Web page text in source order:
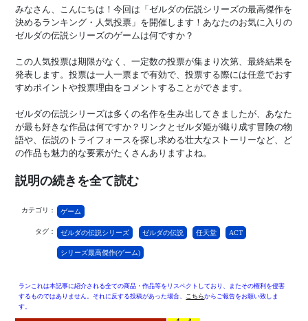
みなさん、こんにちは！今回は「ゼルダの伝説シリーズの最高傑作を
決めるランキング・人気投票」を開催します！あなたのお気に入りの
ゼルダの伝説シリーズのゲームは何ですか？
この人気投票は期限がなく、一定数の投票が集まり次第、最終結果を
発表します。投票は一人一票まで有効で、投票する際には任意でおす
すめポイントや投票理由をコメントすることができます。
ゼルダの伝説シリーズは多くの名作を生み出してきましたが、あなた
が最も好きな作品は何ですか？リンクとゼルダ姫が織り成す冒険の物
語や、伝説のトライフォースを探し求める壮大なストーリーなど、ど
の作品も魅力的な要素がたくさんありますよね。
説明の続きを全て読む
カテゴリ： ゲーム
タグ： ゼルダの伝説シリーズ ゼルダの伝説 任天堂 ACT
シリーズ最高傑作(ゲーム)
ランこれは本記事に紹介される全ての商品・作品等をリスペクトしており、またその権利を侵害
するものではありません。それに反する投稿があった場合、 こちらからご報告をお願い致しま
す。